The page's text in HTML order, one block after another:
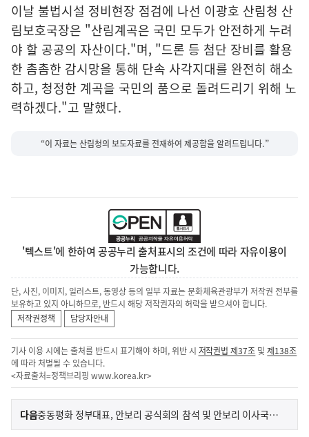
이날 불법시설 정비현장 점검에 나선 이광호 산림청 산
림보호국장은 "산림계곡은 국민 모두가 안전하게 누려
야 할 공공의 자산이다."며, "드론 등 첨단 장비를 활용
한 촘촘한 감시망을 통해 단속 사각지대를 완전히 해소
하고, 청정한 계곡을 국민의 품으로 돌려드리기 위해 노
력하겠다."고 말했다.
“이 자료는 산림청의 보도자료를 전재하여 제공함을 알려드립니다.”
'텍스트'에 한하여 공공누리 출처표시의 조건에 따라 자유이용이
가능합니다.
단, 사진, 이미지, 일러스트, 동영상 등의 일부 자료는 문화체육관광부가 저작권 전부를
보유하고 있지 아니하므로, 반드시 해당 저작권자의 허락을 받으셔야 합니다.
저작권정책
담당자안내
기사 이용 시에는 출처를 반드시 표기해야 하며, 위반 시 저작권법 제37조 및제138조
에 따라 처벌될 수 있습니다.
<자료출처=정책브리핑 www.korea.kr>
이
전
다음기
사
중동평화 정부대표, 안보리 공식회의 참석 및 안보리 이사국, 유엔사무국 등 주요 인사 면담